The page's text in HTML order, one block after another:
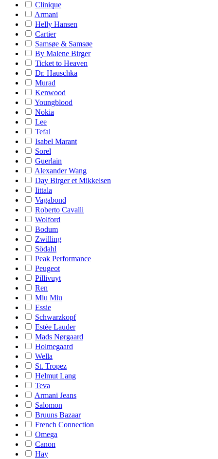
Clinique
Armani
Helly Hansen
Cartier
Samsøe & Samsøe
By Malene Birger
Ticket to Heaven
Dr. Hauschka
Murad
Kenwood
Youngblood
Nokia
Lee
Tefal
Isabel Marant
Sorel
Guerlain
Alexander Wang
Day Birger et Mikkelsen
Iittala
Vagabond
Roberto Cavalli
Wolford
Bodum
Zwilling
Södahl
Peak Performance
Peugeot
Pillivuyt
Ren
Miu Miu
Essie
Schwarzkopf
Estée Lauder
Mads Nørgaard
Holmegaard
Wella
St. Tropez
Helmut Lang
Teva
Armani Jeans
Salomon
Bruuns Bazaar
French Connection
Omega
Canon
Hay